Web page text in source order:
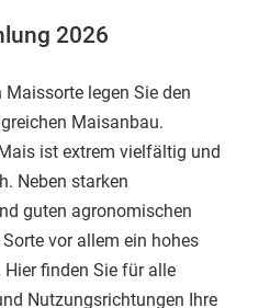
2026
legen Sie den
Maisanbau.
ist extrem vielfältig und
Neben starken
guten agronomischen
vor allem ein hohes
finden Sie für alle
Nutzungsrichtungen Ihre